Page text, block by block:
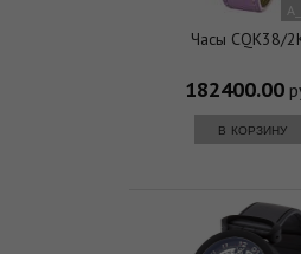
Часы CQK38/
182400.00
в корзину